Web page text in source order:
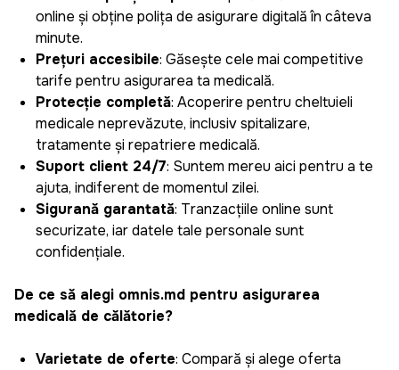
online și obține polița de asigurare digitală în câteva
minute.
Prețuri accesibile: Găsește cele mai competitive
tarife pentru asigurarea ta medicală.
Protecție completă: Acoperire pentru cheltuieli
medicale neprevăzute, inclusiv spitalizare,
tratamente și repatriere medicală.
Suport client 24/7: Suntem mereu aici pentru a te
ajuta, indiferent de momentul zilei.
Siguranță garantată: Tranzacțiile online sunt
securizate, iar datele tale personale sunt
confidențiale.
De ce să alegi omnis.md pentru asigurarea
medicală de călătorie?
Varietate de oferte: Compară și alege oferta